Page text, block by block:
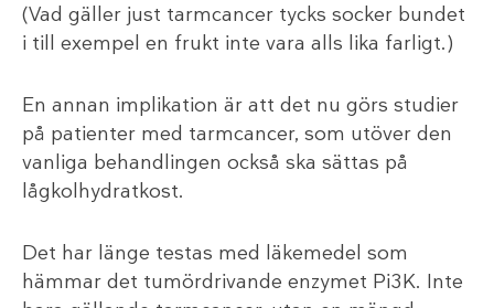
(Vad gäller just tarmcancer tycks socker bundet
i till exempel en frukt inte vara alls lika farligt.)
En annan implikation är att det nu görs studier
på patienter med tarmcancer, som utöver den
vanliga behandlingen också ska sättas på
lågkolhydratkost.
Det har länge testas med läkemedel som
hämmar det tumördrivande enzymet Pi3K. Inte